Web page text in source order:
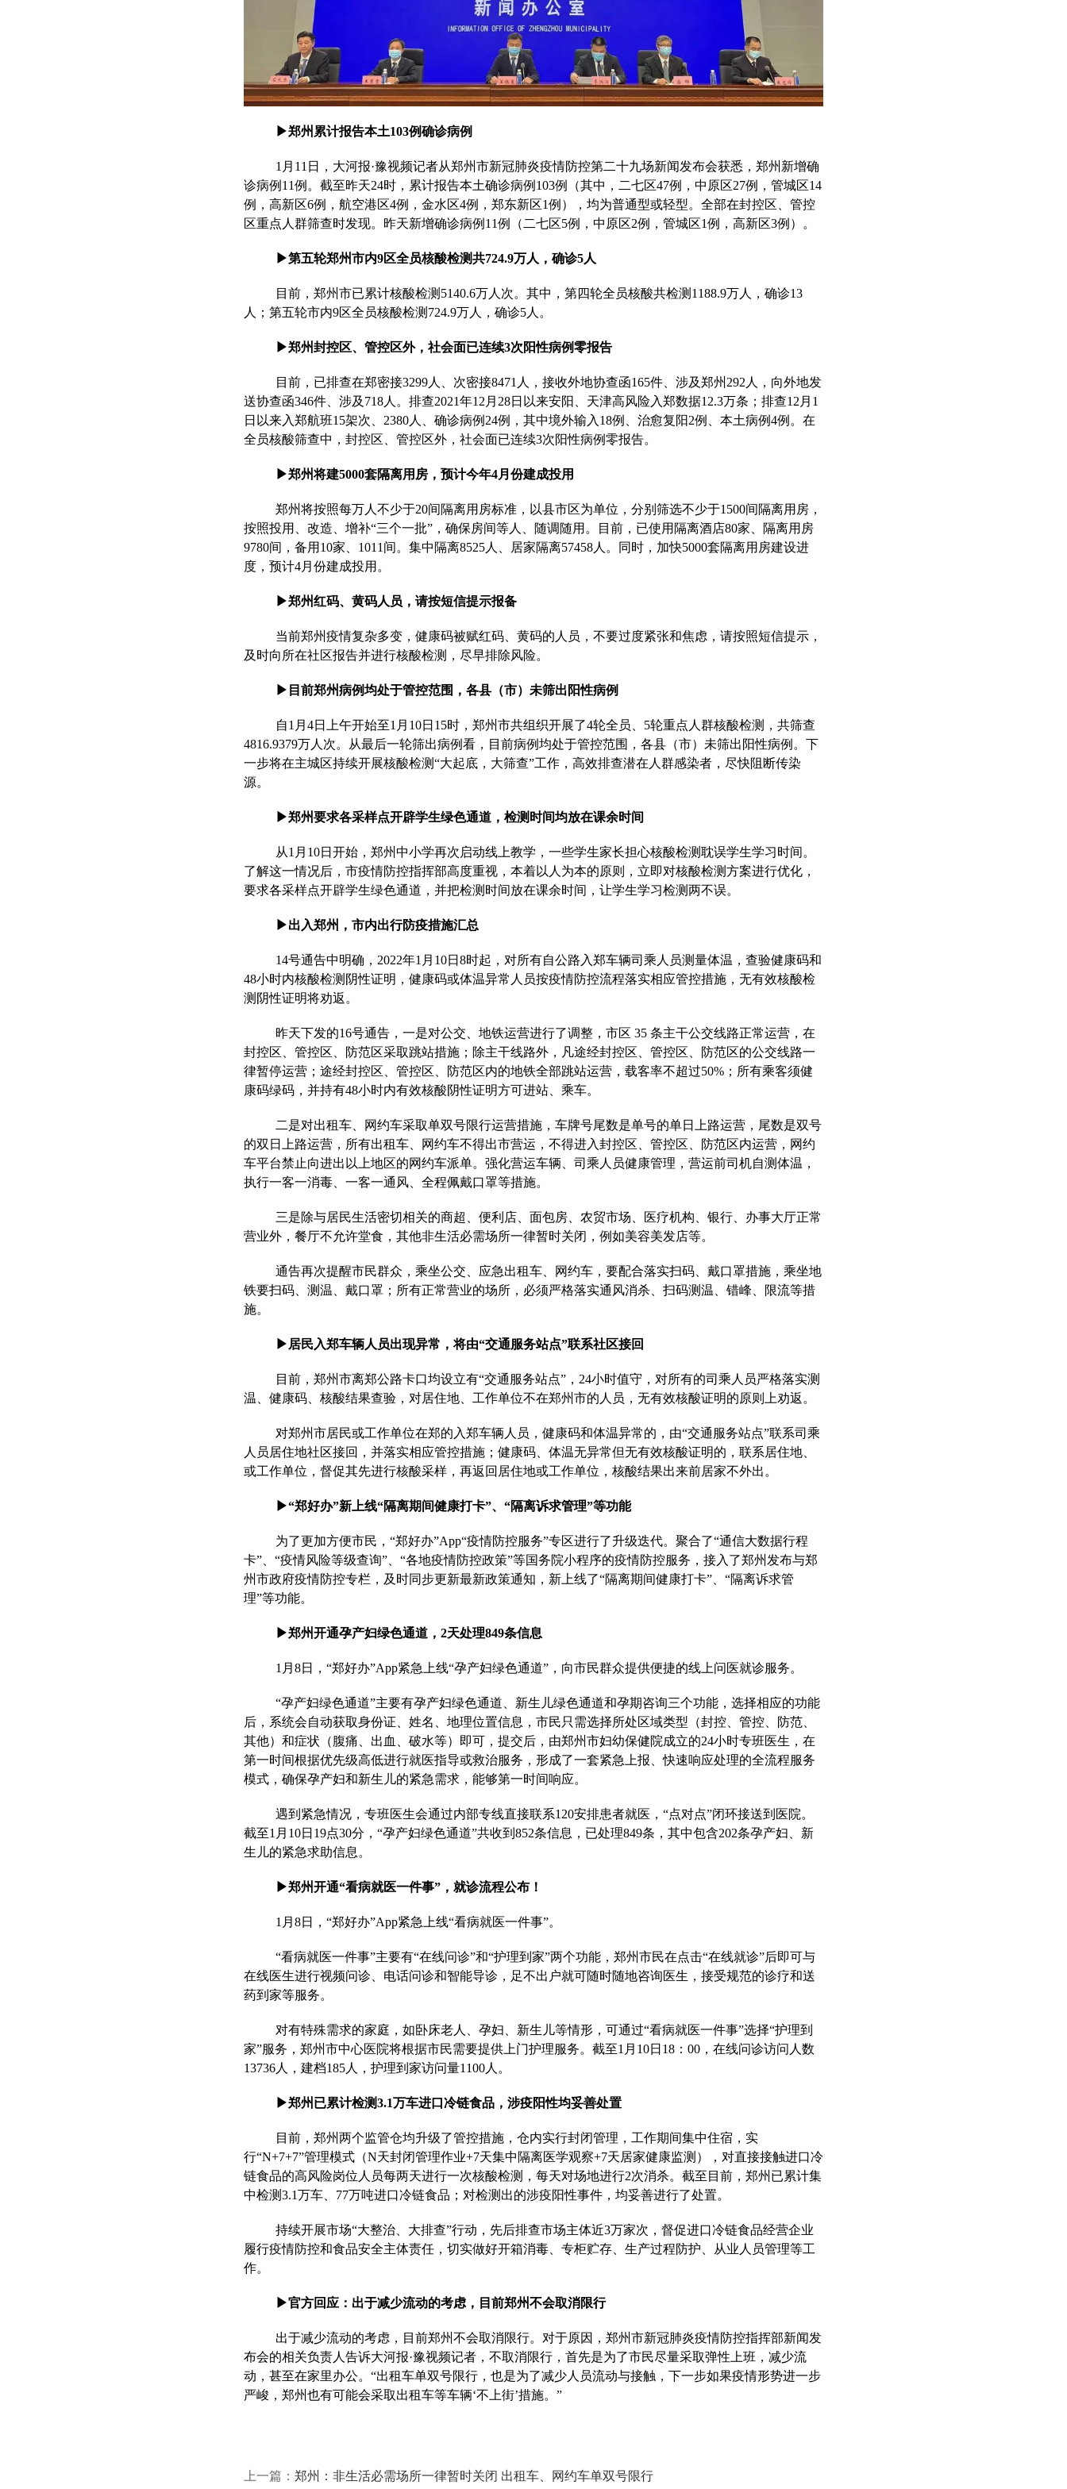
▶郑州累计报告本土103例确诊病例
1月11日，大河报·豫视频记者从郑州市新冠肺炎疫情防控第二十九场新闻发布会获悉，郑州新增确
诊病例11例。截至昨天24时，累计报告本土确诊病例103例（其中，二七区47例，中原区27例，管城区14
例，高新区6例，航空港区4例，金水区4例，郑东新区1例），均为普通型或轻型。全部在封控区、管控
区重点人群筛查时发现。昨天新增确诊病例11例（二七区5例，中原区2例，管城区1例，高新区3例）。
▶第五轮郑州市内9区全员核酸检测共724.9万人，确诊5人
目前，郑州市已累计核酸检测5140.6万人次。其中，第四轮全员核酸共检测1188.9万人，确诊13
人；第五轮市内9区全员核酸检测724.9万人，确诊5人。
▶郑州封控区、管控区外，社会面已连续3次阳性病例零报告
目前，已排查在郑密接3299人、次密接8471人，接收外地协查函165件、涉及郑州292人，向外地发
送协查函346件、涉及718人。排查2021年12月28日以来安阳、天津高风险入郑数据12.3万条；排查12月1
日以来入郑航班15架次、2380人、确诊病例24例，其中境外输入18例、治愈复阳2例、本土病例4例。在
全员核酸筛查中，封控区、管控区外，社会面已连续3次阳性病例零报告。
▶郑州将建5000套隔离用房，预计今年4月份建成投用
郑州将按照每万人不少于20间隔离用房标准，以县市区为单位，分别筛选不少于1500间隔离用房，
按照投用、改造、增补“三个一批”，确保房间等人、随调随用。目前，已使用隔离酒店80家、隔离用房
9780间，备用10家、1011间。集中隔离8525人、居家隔离57458人。同时，加快5000套隔离用房建设进
度，预计4月份建成投用。
▶郑州红码、黄码人员，请按短信提示报备
当前郑州疫情复杂多变，健康码被赋红码、黄码的人员，不要过度紧张和焦虑，请按照短信提示，
及时向所在社区报告并进行核酸检测，尽早排除风险。
▶目前郑州病例均处于管控范围，各县（市）未筛出阳性病例
自1月4日上午开始至1月10日15时，郑州市共组织开展了4轮全员、5轮重点人群核酸检测，共筛查
4816.9379万人次。从最后一轮筛出病例看，目前病例均处于管控范围，各县（市）未筛出阳性病例。下
一步将在主城区持续开展核酸检测“大起底，大筛查”工作，高效排查潜在人群感染者，尽快阻断传染
源。
▶郑州要求各采样点开辟学生绿色通道，检测时间均放在课余时间
从1月10日开始，郑州中小学再次启动线上教学，一些学生家长担心核酸检测耽误学生学习时间。
了解这一情况后，市疫情防控指挥部高度重视，本着以人为本的原则，立即对核酸检测方案进行优化，
要求各采样点开辟学生绿色通道，并把检测时间放在课余时间，让学生学习检测两不误。
▶出入郑州，市内出行防疫措施汇总
14号通告中明确，2022年1月10日8时起，对所有自公路入郑车辆司乘人员测量体温，查验健康码和
48小时内核酸检测阴性证明，健康码或体温异常人员按疫情防控流程落实相应管控措施，无有效核酸检
测阴性证明将劝返。
昨天下发的16号通告，一是对公交、地铁运营进行了调整，市区 35 条主干公交线路正常运营，在
封控区、管控区、防范区采取跳站措施；除主干线路外，凡途经封控区、管控区、防范区的公交线路一
律暂停运营；途经封控区、管控区、防范区内的地铁全部跳站运营，载客率不超过50%；所有乘客须健
康码绿码，并持有48小时内有效核酸阴性证明方可进站、乘车。
二是对出租车、网约车采取单双号限行运营措施，车牌号尾数是单号的单日上路运营，尾数是双号
的双日上路运营，所有出租车、网约车不得出市营运，不得进入封控区、管控区、防范区内运营，网约
车平台禁止向进出以上地区的网约车派单。强化营运车辆、司乘人员健康管理，营运前司机自测体温，
执行一客一消毒、一客一通风、全程佩戴口罩等措施。
三是除与居民生活密切相关的商超、便利店、面包房、农贸市场、医疗机构、银行、办事大厅正常
营业外，餐厅不允许堂食，其他非生活必需场所一律暂时关闭，例如美容美发店等。
通告再次提醒市民群众，乘坐公交、应急出租车、网约车，要配合落实扫码、戴口罩措施，乘坐地
铁要扫码、测温、戴口罩；所有正常营业的场所，必须严格落实通风消杀、扫码测温、错峰、限流等措
施。
▶居民入郑车辆人员出现异常，将由“交通服务站点”联系社区接回
目前，郑州市离郑公路卡口均设立有“交通服务站点”，24小时值守，对所有的司乘人员严格落实测
温、健康码、核酸结果查验，对居住地、工作单位不在郑州市的人员，无有效核酸证明的原则上劝返。
对郑州市居民或工作单位在郑的入郑车辆人员，健康码和体温异常的，由“交通服务站点”联系司乘
人员居住地社区接回，并落实相应管控措施；健康码、体温无异常但无有效核酸证明的，联系居住地、
或工作单位，督促其先进行核酸采样，再返回居住地或工作单位，核酸结果出来前居家不外出。
▶“郑好办”新上线“隔离期间健康打卡”、“隔离诉求管理”等功能
为了更加方便市民，“郑好办”App“疫情防控服务”专区进行了升级迭代。聚合了“通信大数据行程
卡”、“疫情风险等级查询”、“各地疫情防控政策”等国务院小程序的疫情防控服务，接入了郑州发布与郑
州市政府疫情防控专栏，及时同步更新最新政策通知，新上线了“隔离期间健康打卡”、“隔离诉求管
理”等功能。
▶郑州开通孕产妇绿色通道，2天处理849条信息
1月8日，“郑好办”App紧急上线“孕产妇绿色通道”，向市民群众提供便捷的线上问医就诊服务。
“孕产妇绿色通道”主要有孕产妇绿色通道、新生儿绿色通道和孕期咨询三个功能，选择相应的功能
后，系统会自动获取身份证、姓名、地理位置信息，市民只需选择所处区域类型（封控、管控、防范、
其他）和症状（腹痛、出血、破水等）即可，提交后，由郑州市妇幼保健院成立的24小时专班医生，在
第一时间根据优先级高低进行就医指导或救治服务，形成了一套紧急上报、快速响应处理的全流程服务
模式，确保孕产妇和新生儿的紧急需求，能够第一时间响应。
遇到紧急情况，专班医生会通过内部专线直接联系120安排患者就医，“点对点”闭环接送到医院。
截至1月10日19点30分，“孕产妇绿色通道”共收到852条信息，已处理849条，其中包含202条孕产妇、新
生儿的紧急求助信息。
▶郑州开通“看病就医一件事”，就诊流程公布！
1月8日，“郑好办”App紧急上线“看病就医一件事”。
“看病就医一件事”主要有“在线问诊”和“护理到家”两个功能，郑州市民在点击“在线就诊”后即可与
在线医生进行视频问诊、电话问诊和智能导诊，足不出户就可随时随地咨询医生，接受规范的诊疗和送
药到家等服务。
对有特殊需求的家庭，如卧床老人、孕妇、新生儿等情形，可通过“看病就医一件事”选择“护理到
家”服务，郑州市中心医院将根据市民需要提供上门护理服务。截至1月10日18：00，在线问诊访问人数
13736人， 建档185人，护理到家访问量1100人。
▶郑州已累计检测3.1万车进口冷链食品，涉疫阳性均妥善处置
目前，郑州两个监管仓均升级了管控措施，仓内实行封闭管理，工作期间集中住宿，实
行“N+7+7”管理模式（N天封闭管理作业+7天集中隔离医学观察+7天居家健康监测），对直接接触进口冷
链食品的高风险岗位人员每两天进行一次核酸检测，每天对场地进行2次消杀。截至目前，郑州已累计集
中检测3.1万车、77万吨进口冷链食品；对检测出的涉疫阳性事件，均妥善进行了处置。
持续开展市场“大整治、大排查”行动，先后排查市场主体近3万家次，督促进口冷链食品经营企业
履行疫情防控和食品安全主体责任，切实做好开箱消毒、专柜贮存、生产过程防护、从业人员管理等工
作。
▶官方回应：出于减少流动的考虑，目前郑州不会取消限行
出于减少流动的考虑，目前郑州不会取消限行。对于原因，郑州市新冠肺炎疫情防控指挥部新闻发
布会的相关负责人告诉大河报·豫视频记者，不取消限行，首先是为了市民尽量采取弹性上班，减少流
动，甚至在家里办公。“出租车单双号限行，也是为了减少人员流动与接触，下一步如果疫情形势进一步
严峻，郑州也有可能会采取出租车等车辆‘不上街’措施。”
上一篇： 郑州：非生活必需场所一律暂时关闭 出租车、网约车单双号限行